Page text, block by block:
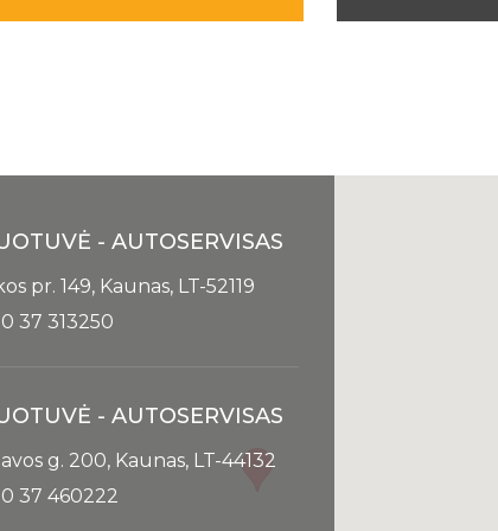
- AUTOSERVISAS
pr. 149, Kaunas, LT-52119
37 313250
- AUTOSERVISAS
g. 200, Kaunas, LT-44132
37 460222